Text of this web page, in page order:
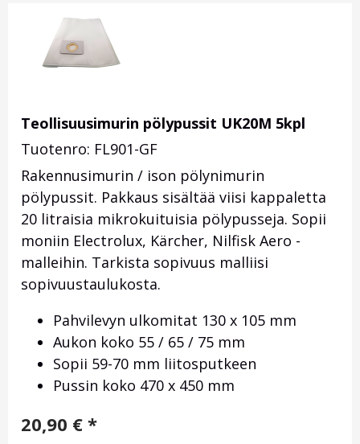
Teollisuusimurin pölypussit UK20M 5kpl
Tuotenro: FL901-GF
Rakennusimurin / ison pölynimurin
pölypussit. Pakkaus sisältää viisi kappaletta
20 litraisia mikrokuituisia pölypusseja. Sopii
moniin Electrolux, Kärcher, Nilfisk Aero -
malleihin. Tarkista sopivuus malliisi
sopivuustaulukosta.
Pahvilevyn ulkomitat 130 x 105 mm
Aukon koko 55 / 65 / 75 mm
Sopii 59-70 mm liitosputkeen
Pussin koko 470 x 450 mm
20,90 € *